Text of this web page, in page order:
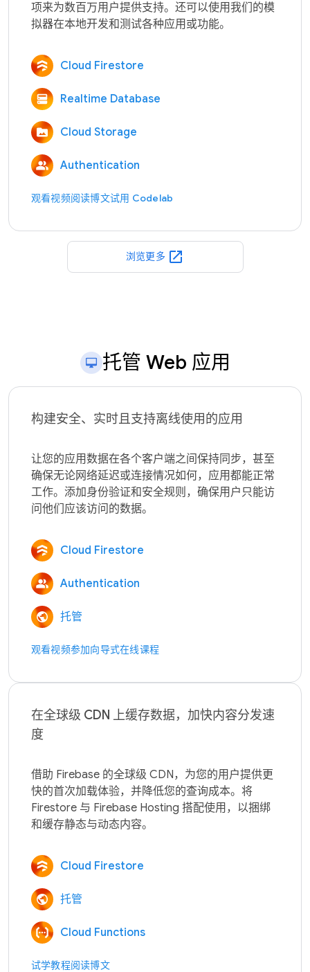
项来为数百万用户提供支持。还可以使用我们的模
Cloud Firestore
Realtime Database
Cloud Storage
Authentication
观看视频阅读博文试用 Codelab
浏览更多 open_in_new
托管 Web 应用
构建安全、实时且支持离线使用的应用
让您的应用数据在各个客户端之间保持同步，甚至
确保无论网络延迟或连接情况如何，应用都能正常
工作。添加身份验证和安全规则，确保用户只能访
Cloud Firestore
Authentication
托管
观看视频参加向导式在线课程
在全球级 CDN 上缓存数据，加快内容分发速
度
借助 Firebase 的全球级 CDN，为您的用户提供更
快的首次加载体验，并降低您的查询成本。将
Firestore 与 Firebase Hosting 搭配使用，以捆绑
Cloud Firestore
托管
Cloud Functions
试学教程阅读博文